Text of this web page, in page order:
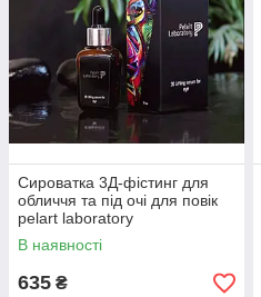
Сироватка 3Д-фістинг для
обличчя та під очі для повік
pelart laboratory
В наявності
635 ₴